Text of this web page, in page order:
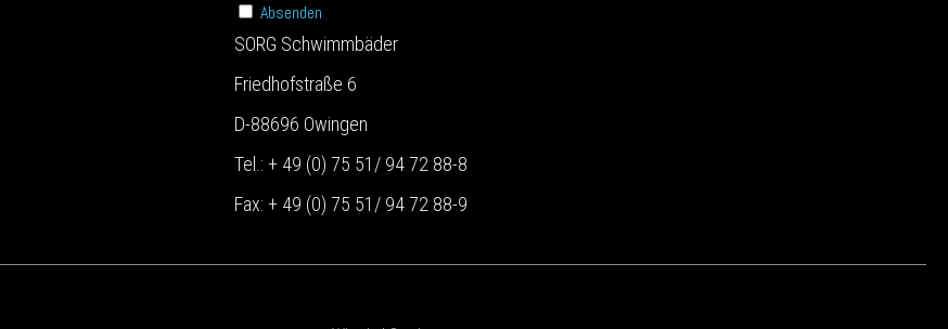
Absenden
SORG Schwimmbäder
Friedhofstraße 6
D-88696 Owingen
Tel.: + 49 (0) 75 51/ 94 72 88-8
Fax: + 49 (0) 75 51/ 94 72 88-9